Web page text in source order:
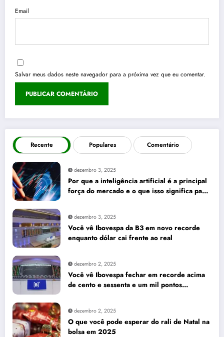
Email
Salvar meus dados neste navegador para a próxima vez que eu comentar.
Recente Populares Comentário
dezembro 3, 2025
Por que a inteligência artificial é a principal
força do mercado e o que isso significa para
dezembro 3, 2025
Você vê Ibovespa da B3 em novo recorde
enquanto dólar cai frente ao real
dezembro 2, 2025
Você vê Ibovespa fechar em recorde acima
de cento e sessenta e um mil pontos
dezembro 2, 2025
O que você pode esperar do rali de Natal na
bolsa em 2025